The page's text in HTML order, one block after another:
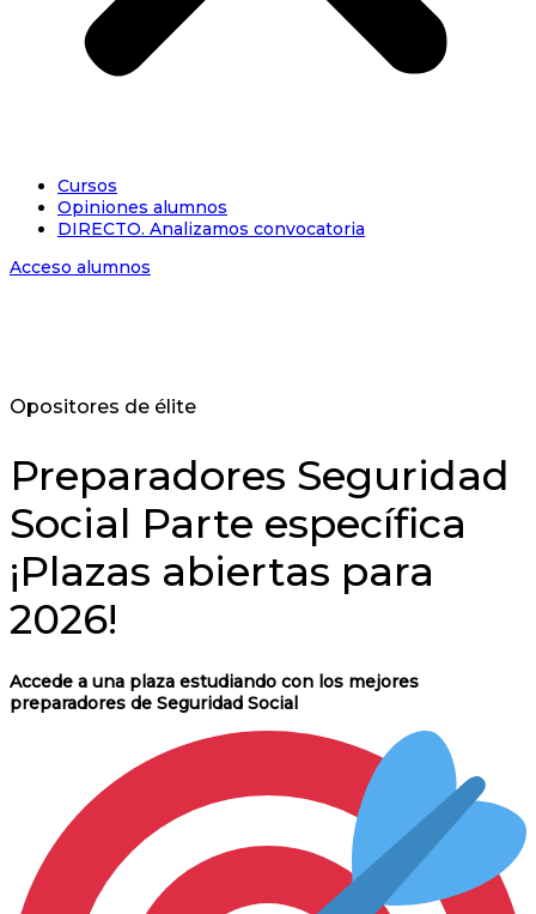
Cursos
Opiniones alumnos
DIRECTO. Analizamos convocatoria
Acceso alumnos
Opositores de élite
Preparadores Seguridad
Social Parte específica
¡Plazas abiertas para
2026!
Accede a una plaza estudiando con los mejores
preparadores de Seguridad Social